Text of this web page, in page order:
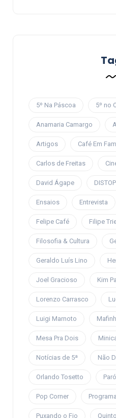
5º Na Páscoa 5º no
Anamaria Camargo
Artigos Café Em
Carlos de Freitas
David Ágape
Ensaios Entrevista
Felipe Café Filipe
Filosofia & Cultura
Geraldo Luís Lino
Joel Gracioso Kim
Lorenzo Carrasco
Luigi Marnoto
Mesa Pra Dois
Notícias de 5ª Não
Orlando Tosetto
Pop Corner
Puxando o Fio